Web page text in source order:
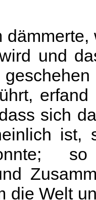
und
sich
ist,
die Welt